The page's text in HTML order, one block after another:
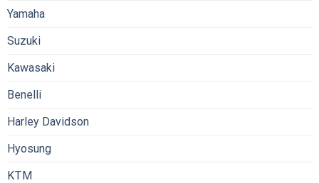
Yamaha
Suzuki
Kawasaki
Benelli
Harley Davidson
Hyosung
KTM